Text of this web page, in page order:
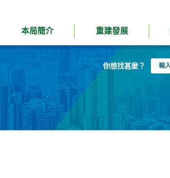
本局簡介 重建發展
你想找甚麼？
入